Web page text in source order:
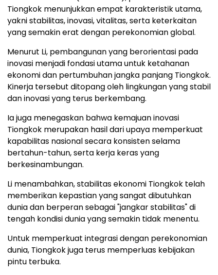
Tiongkok menunjukkan empat karakteristik utama,
yakni stabilitas, inovasi, vitalitas, serta keterkaitan
yang semakin erat dengan perekonomian global.
Menurut Li, pembangunan yang berorientasi pada
inovasi menjadi fondasi utama untuk ketahanan
ekonomi dan pertumbuhan jangka panjang Tiongkok.
Kinerja tersebut ditopang oleh lingkungan yang stabil
dan inovasi yang terus berkembang.
Ia juga menegaskan bahwa kemajuan inovasi
Tiongkok merupakan hasil dari upaya memperkuat
kapabilitas nasional secara konsisten selama
bertahun-tahun, serta kerja keras yang
berkesinambungan.
Li menambahkan, stabilitas ekonomi Tiongkok telah
memberikan kepastian yang sangat dibutuhkan
dunia dan berperan sebagai "jangkar stabilitas" di
tengah kondisi dunia yang semakin tidak menentu.
Untuk memperkuat integrasi dengan perekonomian
dunia, Tiongkok juga terus memperluas kebijakan
pintu terbuka.